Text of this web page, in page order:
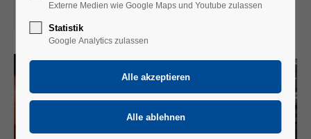
Externe Medien wie Google Maps und Youtube zulassen
Statistik
Google Analytics zulassen